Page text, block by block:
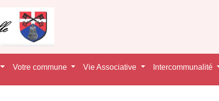
Votre commune Vie Associative Intercommunalité